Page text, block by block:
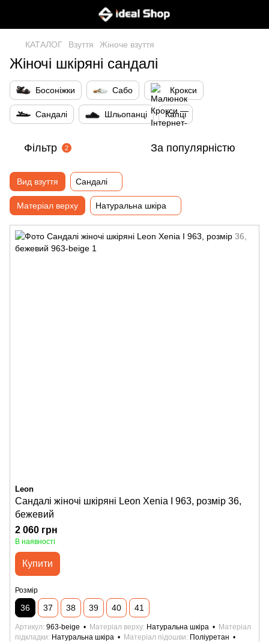
КАТАЛОГ Взуття Жіноче взуття
Жіночі шкіряні сандалі
Босоніжки Сабо Крокси
Сандалі Шльопанці Капці
Фільтр 2 За популярністю
Вид взуття Сандалі
Матеріал верху Натуральна шкіра
Leon
Сандалі жіночі шкіряні Leon Xenia I 963, розмір 36,
бежевий
2 060 грн
В наявності
Купити
Розмір
36 37 38 39 40 41
Артикул 963-beige Матеріал верху Натуральна шкіра
Матеріал
підкладки
Натуральна шкіра Матеріал підошви
Поліуретан